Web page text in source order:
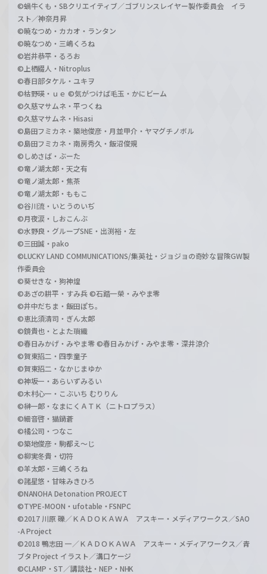
©蝸牛くも・SBクリエイティブ／ゴブリンスレイヤー製作委員会 イラ
スト／神奈月昇
©暁なつめ・カカオ・ランタン
©暁なつめ・三嶋くろね
©岩井恭平・るろお
©上栖綴人・Nitroplus
©春日部タケル・ユキヲ
©枯野瑛・ｕｅ ©気がつけば毛玉・かにビーム
©久慈マサムネ・平つくね
©久慈マサムネ・Hisasi
©島田フミカネ・築地俊彦・月並甲介・ヤマグチノボル
©島田フミカネ・南房秀久・飯沼俊規
©しめさば・ぶーた
©竜ノ湖太郎・天之有
©竜ノ湖太郎・焦茶
©竜ノ湖太郎・ももこ
©谷川流・いとうのいぢ
©月夜涙・しおこんぶ
©水野良・グループSNE・出渕裕・左
©三田誠・pako
©LUCKY LAND COMMUNICATIONS/集英社・ジョジョの奇妙な冒険GW製
作委員会
©葵せきな・狗神煌
©あざの耕平・すみ兵 ©石踏一榮・みやま零
©井中だちま・飯田ぽち。
©恵比須清司・ぎん太郎
©鏡貴也・とよた瑣織
©春日みかげ・みやま零 ©春日みかげ・みやま零・深井涼介
©賀東招二・四季童子
©賀東招二・なかじまゆか
©神坂一・あらいずみるい
©木村心一・こぶいち むりりん
©榊一郎・なまにくＡＴＫ（ニトロプラス）
©細音啓・猫鍋蒼
©橘公司・つなこ
©築地俊彦・駒都え～じ
©柳実冬貴・切符
©羊太郎・三嶋くろね
©諸星悠・甘味みきひろ
©NANOHA Detonation PROJECT
©TYPE-MOON・ufotable・FSNPC
©2017 川原 礫／ＫＡＤＯＫＡＷＡ アスキー・メディアワークス／SAO
-A Project
©2018 鴨志田 一／ＫＡＤＯＫＡＷＡ アスキー・メディアワークス／青
ブタ Project イラスト／溝口ケージ
©CLAMP・ST／講談社・NEP・NHK